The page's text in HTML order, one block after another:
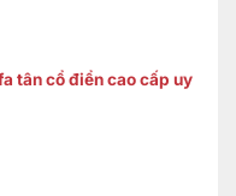
tân cổ điển cao cấp uy